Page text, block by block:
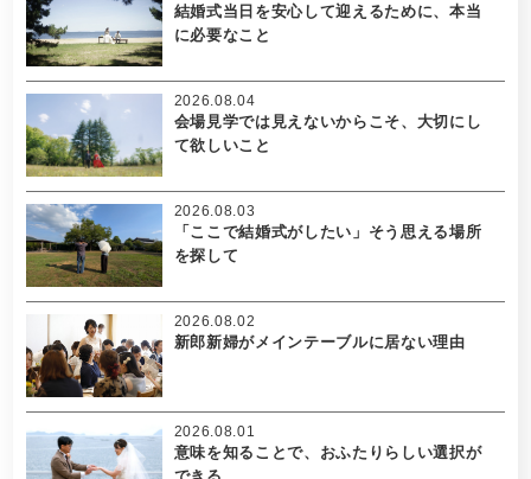
結婚式当日を安心して迎えるために、本当
に必要なこと
会場見学では見えないからこそ、大切にし
て欲しいこと
2026.08.04
「ここで結婚式がしたい」そう思える場所
を探して
2026.08.03
新郎新婦がメインテーブルに居ない理由
2026.08.02
意味を知ることで、おふたりらしい選択が
2026.08.01